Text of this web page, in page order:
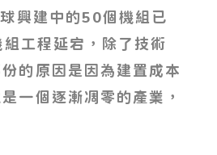
興建中的50個機組已
工程延宕，除了技術
的原因是因為建置成本
一個逐漸凋零的產業，